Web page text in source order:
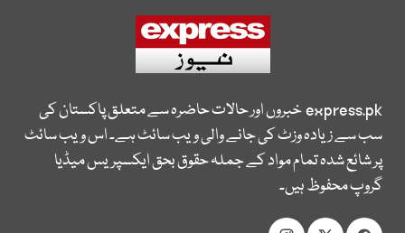
express.pkخبروں اور حالات حاضرہ سے متعلق پاکستان کی
سب سے زیادہ وزٹ کی جانے والی ویب سائٹ ہے۔ اس ویب سائٹ
پر شائع شدہ تمام مواد کے جملہ حقوق بحق ایکسپریس میڈیا
گروپ محفوظ ہیں۔